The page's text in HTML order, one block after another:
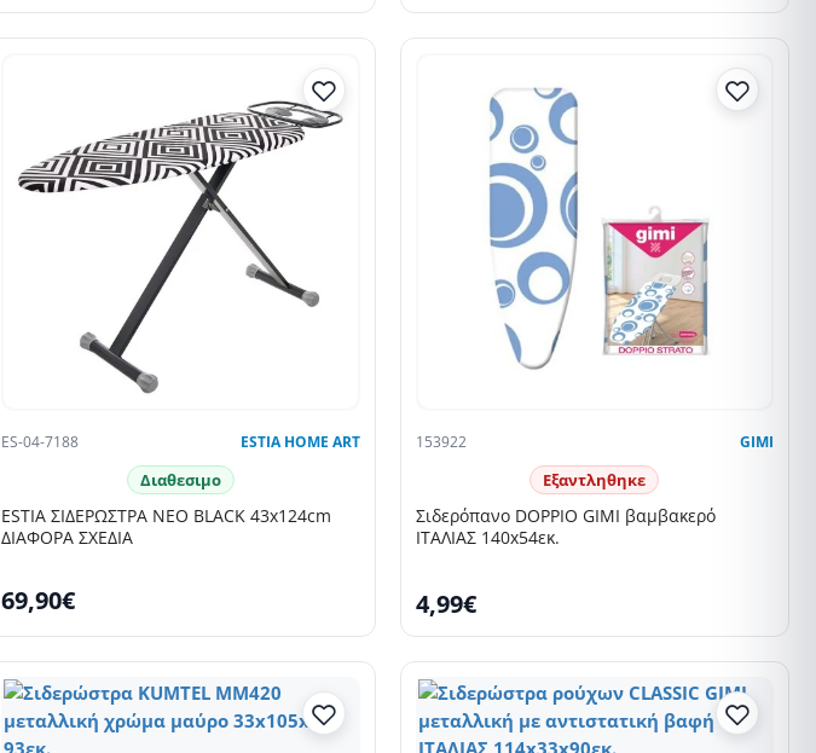
ES-04-7188 ESTIA HOME ART
Διαθεσιμο
ESTIA ΣΙΔΕΡΩΣΤΡΑ NEO BLACK 43x124cm
ΔΙΑΦΟΡΑ ΣΧΕΔΙΑ
69,90€
153922 GIMI
Εξαντληθηκε
Σιδερόπανο DOPPIO GIMI βαμβακερό
ΙΤΑΛΙΑΣ 140x54εκ.
4,99€